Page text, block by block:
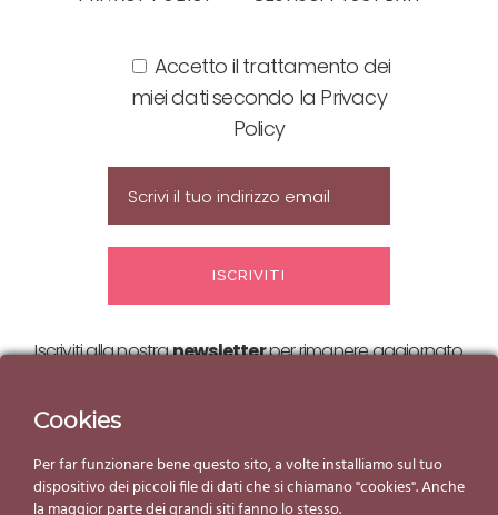
Accetto il trattamento dei
miei dati secondo la Privacy
Policy
Iscriviti alla nostranewsletterper rimanere aggiornato
Cookies
Per far funzionare bene questo sito, a volte installiamo sul tuo
dispositivo dei piccoli file di dati che si chiamano "cookies". Anche